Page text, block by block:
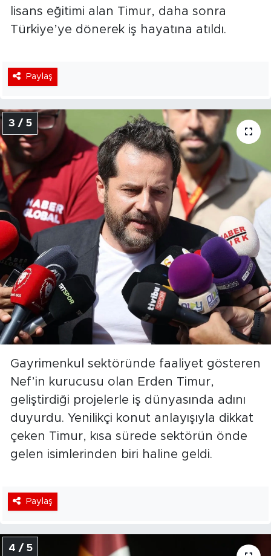
lisans eğitimi alan Timur, daha sonra
Türkiye’ye dönerek iş hayatına atıldı.
Paylaş
3 / 5
Gayrimenkul sektöründe faaliyet gösteren
Nef’in kurucusu olan Erden Timur,
geliştirdiği projelerle iş dünyasında adını
duyurdu. Yenilikçi konut anlayışıyla dikkat
çeken Timur, kısa sürede sektörün önde
gelen isimlerinden biri haline geldi.
Paylaş
4 / 5